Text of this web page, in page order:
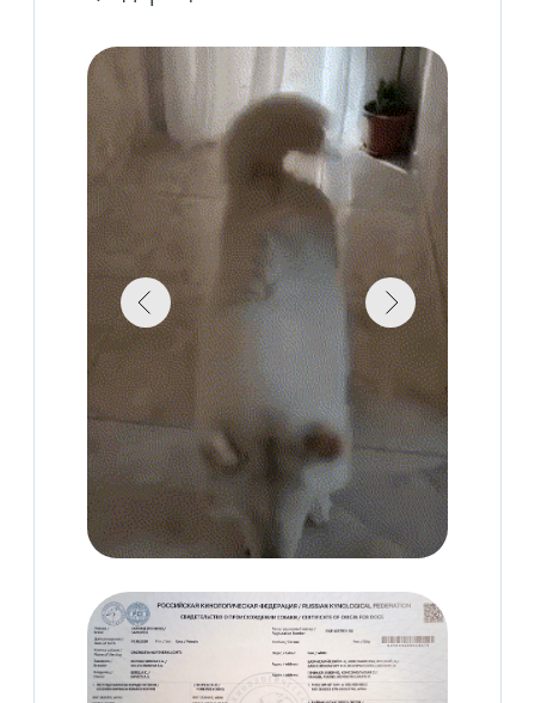
телефону. Уже готовы к переезду
в Вашу семью: есть документы,
чипы и клеймо.
Забронировать
Стоимость будущего
чемпиона(ки) рыночная
В подарок: